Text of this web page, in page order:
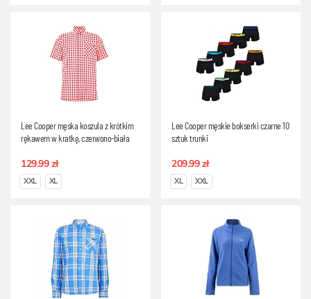
Lee Cooper męska koszula z krótkim
rękawem w kratkę, czerwono-biała
129.99 zł
XXL XL
Lee Cooper męskie bokserki czarne 10
sztuk trunki
209.99 zł
XL XXL